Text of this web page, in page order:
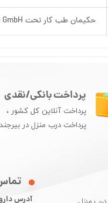
حکیمان طب کار تحت Euro OTC Pharma GmbH لیسانس آلمان
پرداخت بانکی/نقدی
پرداخت آنلاین کل کشور ،
پرداخت درب منزل در بیرجند
آدرس